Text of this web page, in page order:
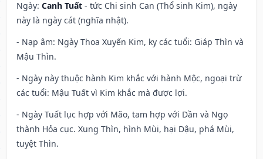
Ngày: Canh Tuất - tức Chi sinh Can (Thổ sinh Kim), ngày
này là ngày cát (nghĩa nhật).
- Nạp âm: Ngày Thoa Xuyến Kim, kỵ các tuổi: Giáp Thìn và
Mậu Thìn.
- Ngày này thuộc hành Kim khắc với hành Mộc, ngoại trừ
các tuổi: Mậu Tuất vì Kim khắc mà được lợi.
- Ngày Tuất lục hợp với Mão, tam hợp với Dần và Ngọ
thành Hỏa cục. Xung Thìn, hình Mùi, hại Dậu, phá Mùi,
tuyệt Thìn.